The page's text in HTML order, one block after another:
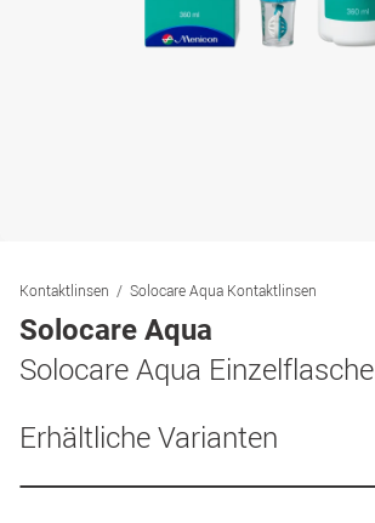
Kontaktlinsen Solocare Aqua Kontaktlinsen
Solocare Aqua
Solocare Aqua Einzelflasche
Erhältliche Varianten